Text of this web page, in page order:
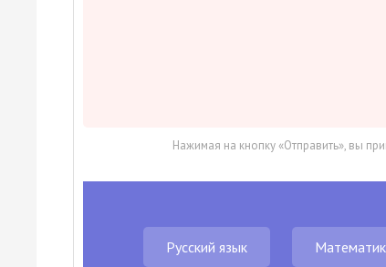
Нажимая на кнопку «Отправить», вы
Русский язык